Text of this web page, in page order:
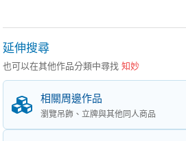
延伸搜尋
也可以在其他作品分類中尋找知妙
相關周邊作品
瀏覽吊飾、立牌與其他同人商品